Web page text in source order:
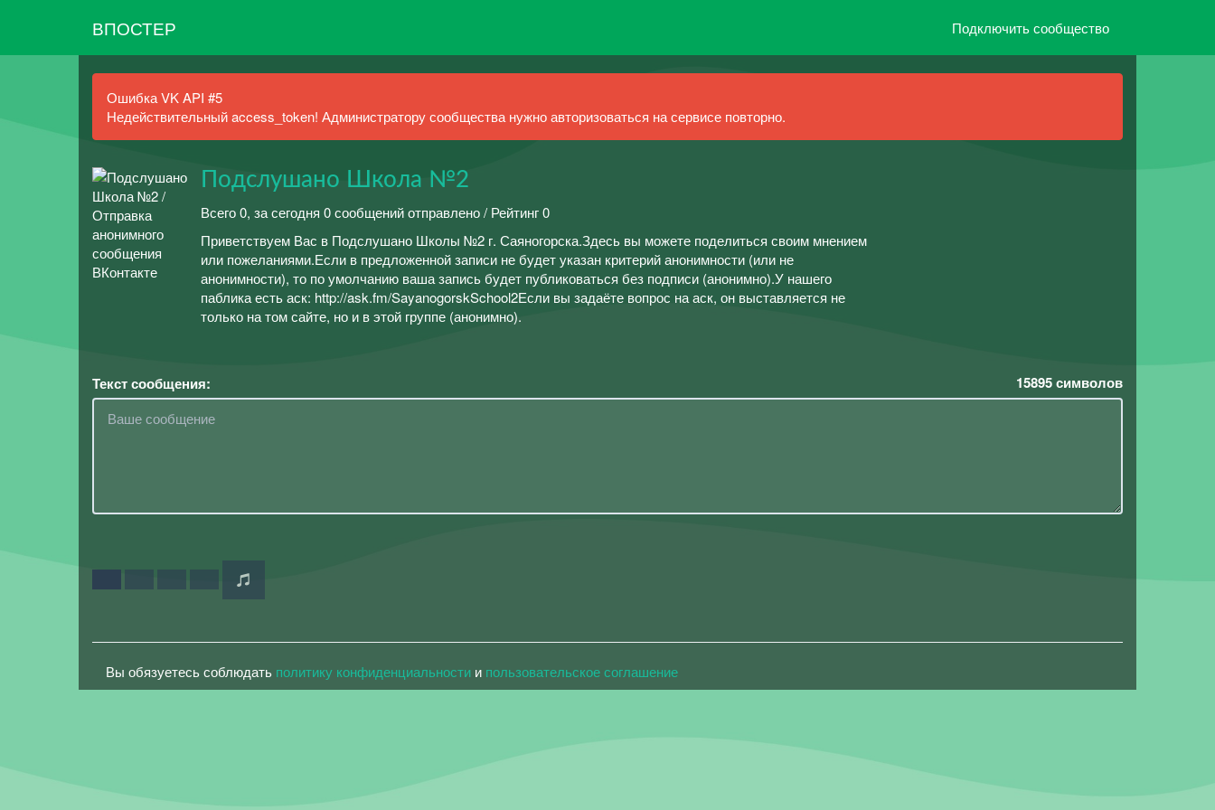
ВПОСТЕР Подключить сообщество
Ошибка VK API #5
Недействительный access_token! Администратору сообщества нужно авторизоваться на сервисе повторно.
Подслушано Школа №2
Всего 0, за сегодня 0 сообщений отправлено / Рейтинг 0
Приветствуем Вас в Подслушано Школы №2 г. Саяногорска.Здесь вы можете поделиться своим мнением
или пожеланиями.Если в предложенной записи не будет указан критерий анонимности (или не
анонимности), то по умолчанию ваша запись будет публиковаться без подписи (анонимно).У нашего
паблика есть аск: http://ask.fm/SayanogorskSchool2Если вы задаёте вопрос на аск, он выставляется не
только на том сайте, но и в этой группе (анонимно).
Текст сообщения: 15895символов
Вы обязуетесь соблюдать политику конфиденциальности и пользовательское соглашение